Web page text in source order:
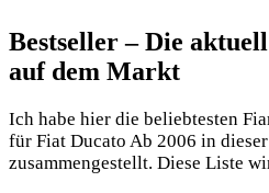
Bestseller – Die
auf dem Markt
Ich habe hier die beliebtesten
für Fiat Ducato Ab 2006 in
zusammengestellt. Diese Liste